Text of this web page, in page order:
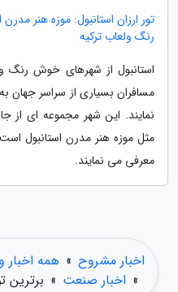
تور ارزان استانبول: موزه هنر
رنگ ولعاب ترکیه
استانبول از شهرهای خوش
مسافران بسیاری از سراسر جهان
نمایند. این شهر مجموعه ای از
مثل موزه هنر مدرن استانبول
معرفی می نمایند.
اخبار مشروح » همه اخبار
» اخبار صنعت » برترین